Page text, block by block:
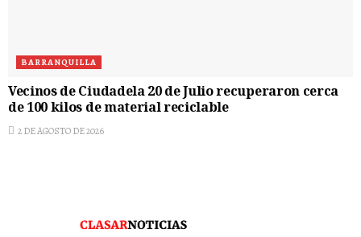
BARRANQUILLA
Vecinos de Ciudadela 20 de Julio recuperaron cerca
de 100 kilos de material reciclable
2 DE AGOSTO DE 2026